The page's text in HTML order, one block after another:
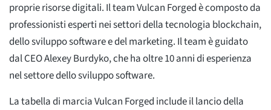
proprie risorse digitali. Il team Vulcan Forged è composto da
professionisti esperti nei settori della tecnologia blockchain,
dello sviluppo software e del marketing. Il team è guidato
dal CEO Alexey Burdyko, che ha oltre 10 anni di esperienza
nel settore dello sviluppo software.
La tabella di marcia Vulcan Forged include il lancio della